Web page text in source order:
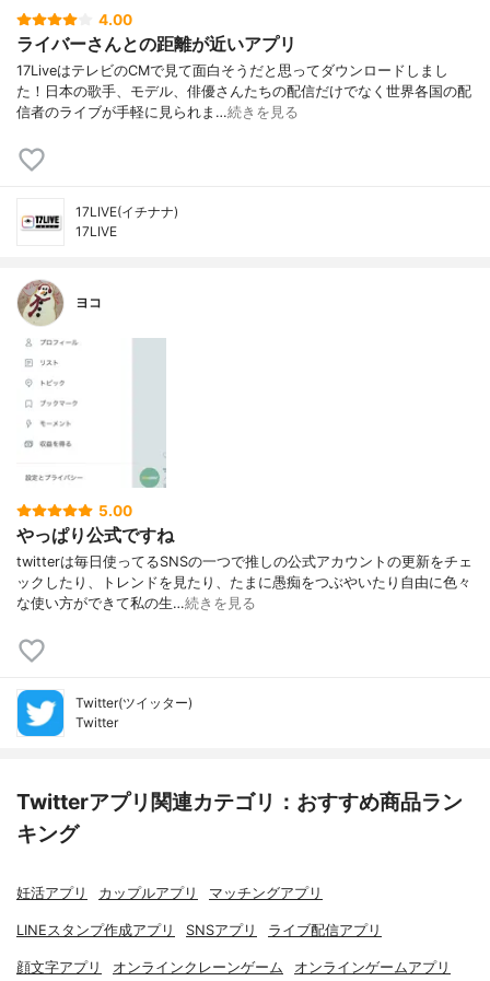
4.00
ライバーさんとの距離が近いアプリ
17LiveはテレビのCMで見て面白そうだと思ってダウンロードしまし
た！日本の歌手、モデル、俳優さんたちの配信だけでなく世界各国の配
信者のライブが手軽に見られま…続きを見る
17LIVE(イチナナ)
17LIVE
ヨコ
5.00
やっぱり公式ですね
twitterは毎日使ってるSNSの一つで推しの公式アカウントの更新をチェ
ックしたり、トレンドを見たり、たまに愚痴をつぶやいたり自由に色々
な使い方ができて私の生…続きを見る
Twitter(ツイッター)
Twitter
Twitterアプリ関連カテゴリ：おすすめ商品ラン
キング
妊活アプリ カップルアプリ マッチングアプリ
LINEスタンプ作成アプリ SNSアプリ ライブ配信アプリ
顔文字アプリ オンラインクレーンゲーム オンラインゲームアプリ